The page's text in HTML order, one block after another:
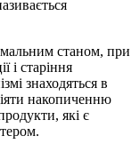
станом, при
і старіння
знаходяться в
накопиченню
які є